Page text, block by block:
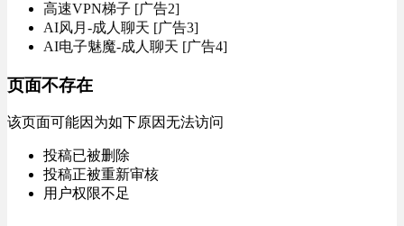
高速VPN梯子 [广告2]
AI风月-成人聊天 [广告3]
AI电子魅魔-成人聊天 [广告4]
页面不存在
该页面可能因为如下原因无法访问
投稿已被删除
投稿正被重新审核
用户权限不足